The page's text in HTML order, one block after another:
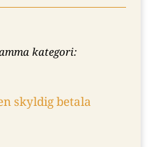
kategori:
skyldig betala